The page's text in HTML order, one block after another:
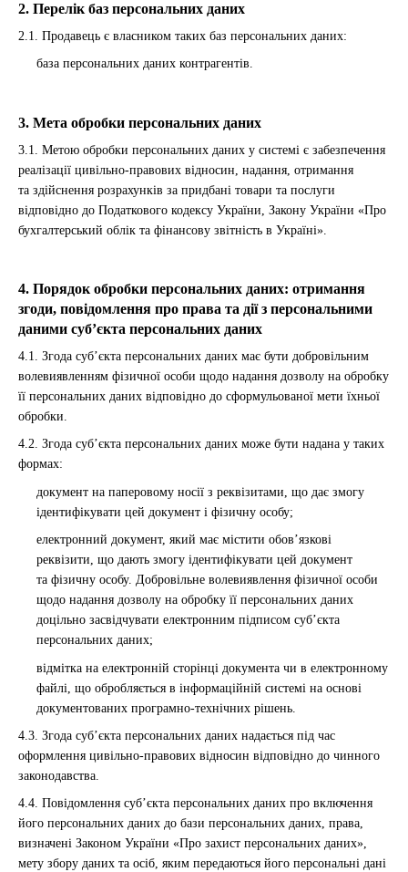
2. Перелік баз персональних даних
2.1. Продавець є власником таких баз персональних даних:
база персональних даних контрагентів.
3. Мета обробки персональних даних
3.1. Метою обробки персональних даних у системі є забезпечення
реалізації цивільно-правових відносин, надання, отримання
та здійснення розрахунків за придбані товари та послуги
відповідно до Податкового кодексу України, Закону України «Про
бухгалтерський облік та фінансову звітність в Україні».
4. Порядок обробки персональних даних: отримання
згоди, повідомлення про права та дії з персональними
даними суб’єкта персональних даних
4.1. Згода суб’єкта персональних даних має бути добровільним
волевиявленням фізичної особи щодо надання дозволу на обробку
її персональних даних відповідно до сформульованої мети їхньої
обробки.
4.2. Згода суб’єкта персональних даних може бути надана у таких
формах:
документ на паперовому носії з реквізитами, що дає змогу
ідентифікувати цей документ і фізичну особу;
електронний документ, який має містити обов’язкові
реквізити, що дають змогу ідентифікувати цей документ
та фізичну особу. Добровільне волевиявлення фізичної особи
щодо надання дозволу на обробку її персональних даних
доцільно засвідчувати електронним підписом суб’єкта
персональних даних;
відмітка на електронній сторінці документа чи в електронному
файлі, що обробляється в інформаційній системі на основі
документованих програмно-технічних рішень.
4.3. Згода суб’єкта персональних даних надається під час
оформлення цивільно-правових відносин відповідно до чинного
законодавства.
4.4. Повідомлення суб’єкта персональних даних про включення
його персональних даних до бази персональних даних, права,
визначені Законом України «Про захист персональних даних»,
мету збору даних та осіб, яким передаються його персональні дані